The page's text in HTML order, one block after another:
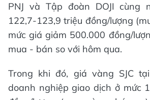
PNJ và Tập đoàn DOJI cùng
122,7-123,9 triệu đồng/lượng
mức giá giảm 500.000 đồng/
mua - bán so với hôm qua.
Trong khi đó, giá vàng SJC
doanh nghiệp giao dịch ở mức